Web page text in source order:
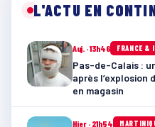
L'ACTU EN
Auj. · 13h46 FRANCE &
Pas-de-Calais :
après l’explosion
en magasin
Hier · 21h54